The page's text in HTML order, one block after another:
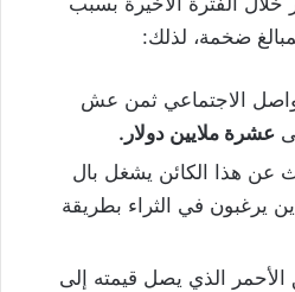
ضخمة، لذلك:
الاجتماعي ثمن عش
عشرة ملايين دولار.
عن هذا الكائن يشغل بال
يرغبون في الثراء بطريقة
الأحمر الذي يصل قيمته إلى